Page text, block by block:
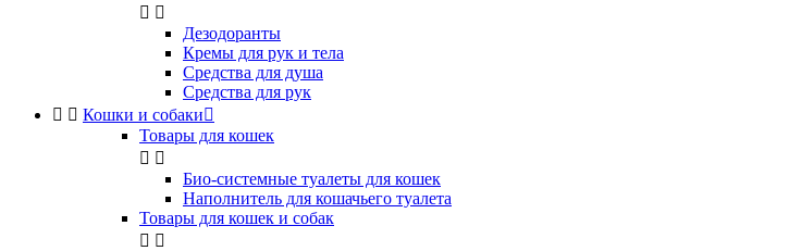
 
Дезодоранты
Кремы для рук и тела
Средства для душа
Средства для рук
  Кошки и собаки
Товары для кошек
 
Био-системные туалеты для кошек
Наполнитель для кошачьего туалета
Товары для кошек и собак
 